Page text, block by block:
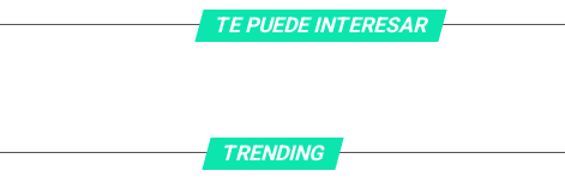
TE PUEDE INTERESAR
TRENDING